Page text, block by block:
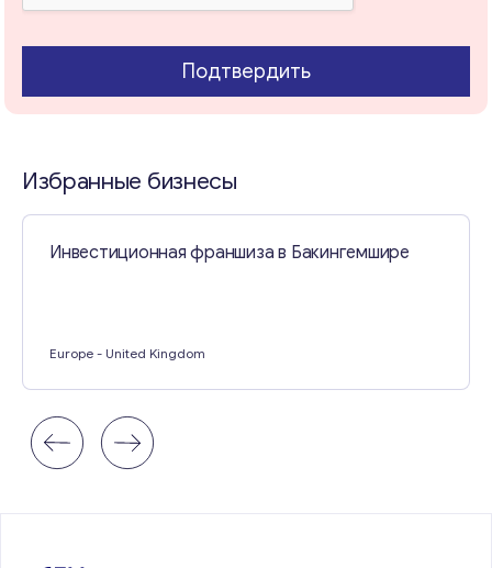
Подтвердить
Избранные бизнесы
Инвестиционная франшиза в Бакингемшире
Europe - United Kingdom